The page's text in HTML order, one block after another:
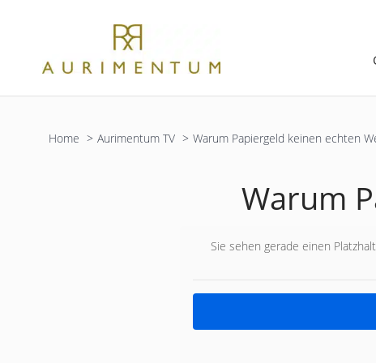
Home Aurimentum TV Warum Papiergeld keinen echten
Warum
Sie sehen gerade einen